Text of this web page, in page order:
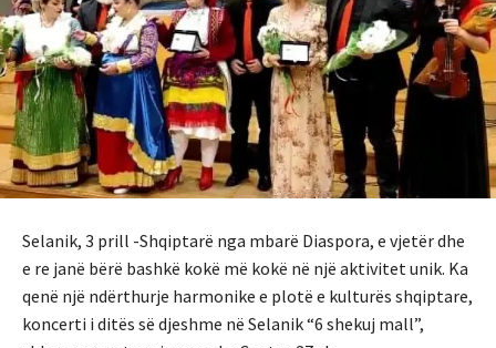
Selanik, 3 prill -Shqiptarë nga mbarë Diaspora, e vjetër dhe
e re janë bërë bashkë kokë më kokë në një aktivitet unik. Ka
qenë një ndërthurje harmonike e plotë e kulturës shqiptare,
koncerti i ditës së djeshme në Selanik “6 shekuj mall”,